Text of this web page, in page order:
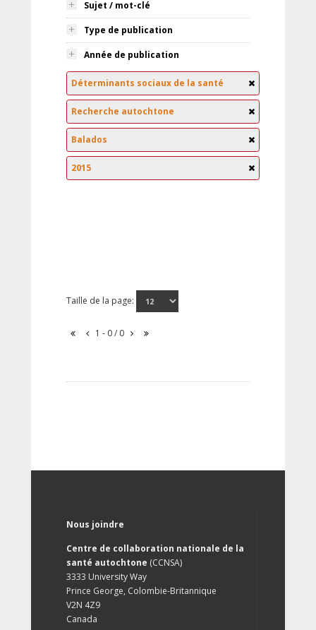
Sujet / mot-clé
Type de publication
Année de publication
Déterminants sociaux de la santé
Recherche autochtone
Balados
2015
Taille de la page:
1 - 0 / 0
Nous joindre
Centre de collaboration nationale de la
santé autochtone (CCNSA)
3333 University Way
Prince George, Colombie-Britannique
V2N 4Z9
Canada